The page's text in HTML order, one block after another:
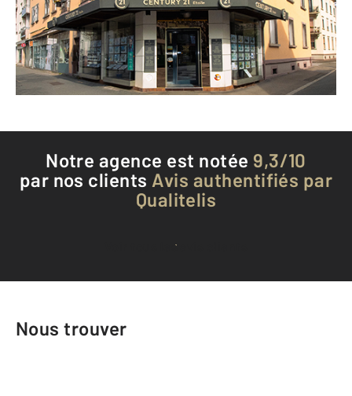
Envoyer un message
Téléphoner à l'agence
Notre agence est notée 9,3/10
par nos clients Avis authentifiés par
Qualitelis
Voir tous les avis clients
Nous trouver